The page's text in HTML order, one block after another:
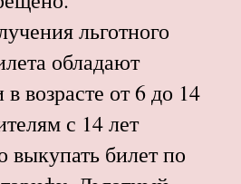
льготного
обладают
в возрасте от 6 до 14
с 14 лет
выкупать билет по